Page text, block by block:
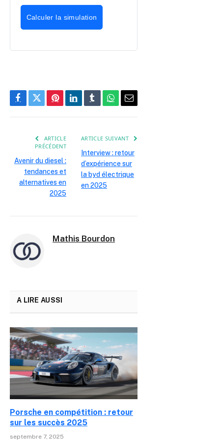
Calculer la simulation
Facebook
TwitterPinterestLinkedInTumblrWhatsApp
E-
ARTICLE
PRÉCÉDENT
Avenir du diesel :
tendances et
alternatives en
2025
ARTICLE SUIVANT
Interview : retour
d’expérience sur
la byd électrique
en 2025
Mathis Bourdon
A LIRE AUSSI
Porsche en compétition : retour
sur les succès 2025
septembre 7, 2025